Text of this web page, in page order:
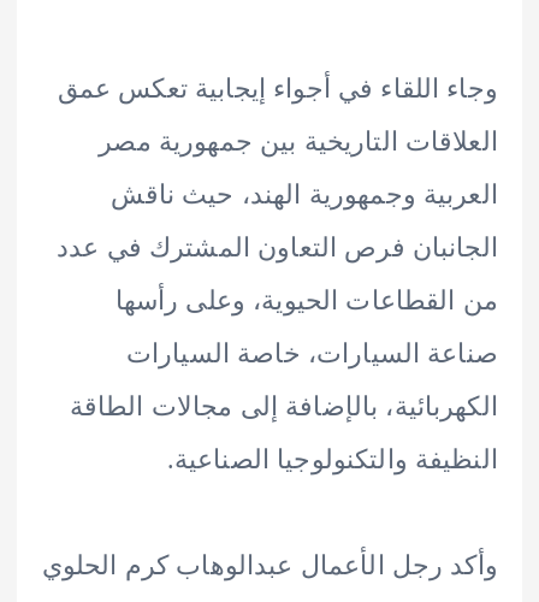
اللقاء في أجواء إيجابية تعكس عمق
التاريخية بين جمهورية مصر
وجمهورية الهند، حيث ناقش
فرص التعاون المشترك في عدد
الحيوية، وعلى رأسها
السيارات، خاصة السيارات
بالإضافة إلى مجالات الطاقة
والتكنولوجيا الصناعية.
رجل الأعمال عبدالوهاب كرم الحلوي